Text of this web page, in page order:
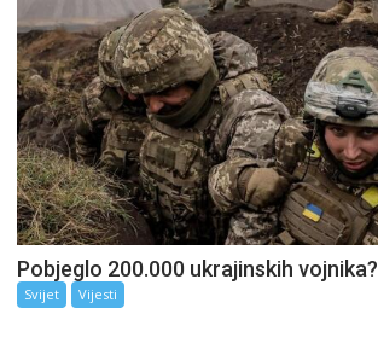
Pobjeglo 200.000 ukrajinskih vojnika?
Svijet Vijesti